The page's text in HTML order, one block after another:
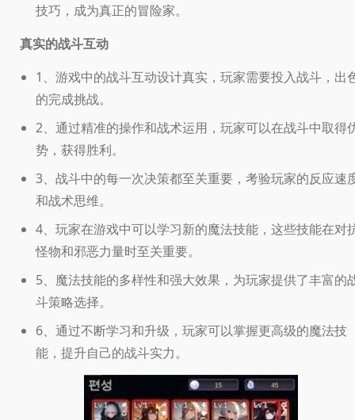
技巧，成为真正的冒险家。
真实的战斗互动
1、游戏中的战斗互动设计真实，玩家需要投入战斗，出
的完成挑战。
2、通过精准的操作和战术运用，玩家可以在战斗中取得
势，获得胜利。
3、战斗中的每一次决策都至关重要，考验玩家的反应速
和战术思维。
4、玩家在游戏中可以学习新的魔法技能，这些技能在对
怪物和邪恶力量时至关重要。
5、魔法技能的多样性和强大效果，为玩家提供了丰富的
斗策略选择。
6、通过不断学习和升级，玩家可以掌握更高级的魔法技
能，提升自己的战斗实力。